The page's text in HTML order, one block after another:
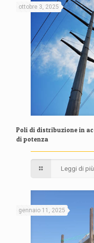
ottobre 3, 2025
Poli di distribuzione in
di potenza
Leggi di più
gennaio 11, 2025